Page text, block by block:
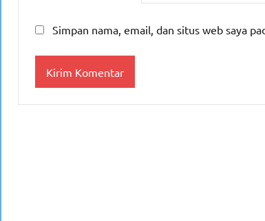
Simpan nama, email, dan situs web saya